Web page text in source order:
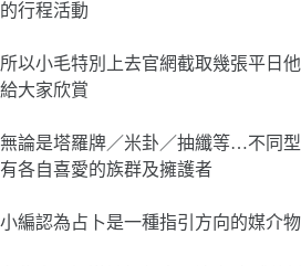
的行程活動
所以小毛特別上去官網截取幾張平日
給大家欣賞
無論是塔羅牌／米卦／抽纖等…不同
有各自喜愛的族群及擁護者
小編認為占卜是一種指引方向的媒介物